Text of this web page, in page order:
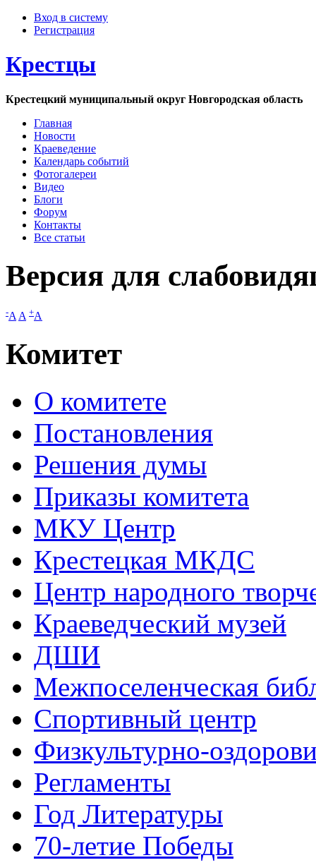
Вход в систему
Регистрация
Крестцы
Крестецкий муниципальный округ Новгородская область
Главная
Новости
Краеведение
Календарь событий
Фотогалереи
Видео
Блоги
Форум
Контакты
Все статьи
Версия для
-A A +A
Комитет
О комитете
Постановления
Решения думы
Приказы комитета
МКУ Центр
Крестецкая МКДС
Центр народного
Краеведческий музей
ДШИ
Межпоселенческая
Спортивный центр
Физкультурно-
Регламенты
Год Литературы
70-летие Победы